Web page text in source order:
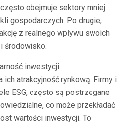
obejmuje sektory mniej
gospodarczych. Po drugie,
z realnego wpływu swoich
środowisko.
inwestycji
atrakcyjność rynkową. Firmy i
ESG, często są postrzegane
co może przekładać
wartości inwestycji. To